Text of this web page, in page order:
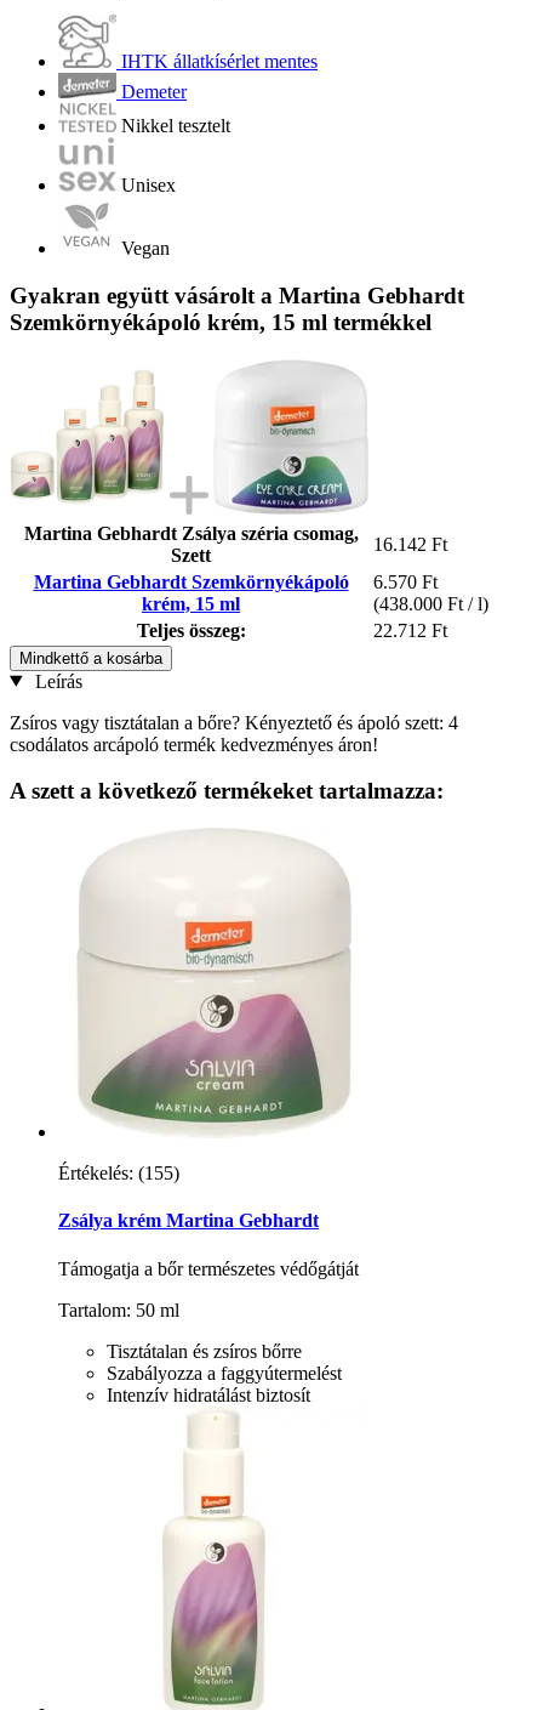
IHTK állatkísérlet mentes
Demeter
Nikkel tesztelt
Unisex
Vegan
Gyakran együtt vásárolt a Martina Gebhardt
Szemkörnyékápoló krém, 15 ml termékkel
Martina Gebhardt Zsálya széria csomag,
Szett
16.142 Ft
Martina Gebhardt Szemkörnyékápoló
krém, 15 ml
6.570 Ft
(438.000 Ft / l)
Teljes összeg:
22.712 Ft
Mindkettő a kosárba
Leírás
Zsíros vagy tisztátalan a bőre? Kényeztető és ápoló szett: 4
csodálatos arcápoló termék kedvezményes áron!
A szett a következő termékeket tartalmazza:
Értékelés: (155)
Zsálya krém Martina Gebhardt
Támogatja a bőr természetes védőgátját
Tartalom: 50 ml
Tisztátalan és zsíros bőrre
Szabályozza a faggyútermelést
Intenzív hidratálást biztosít